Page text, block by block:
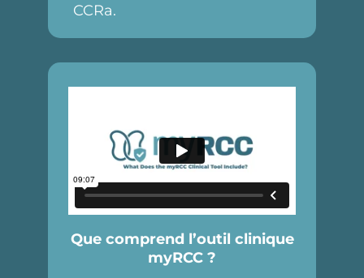
CCRa.
Que comprend l’outil clinique
myRCC ?